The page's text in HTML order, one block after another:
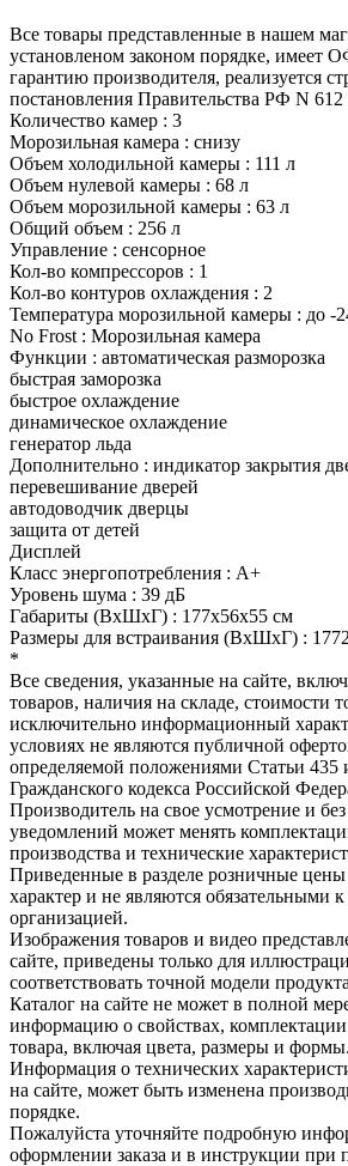
Все товары представленные в нашем
установленом законом порядке,
гарантию производителя, реализуется
постановления Правительства РФ N 612
Количество камер : 3
Морозильная камера : снизу
Объем холодильной камеры : 111 л
Объем нулевой камеры : 68 л
Объем морозильной камеры : 63 л
Общий объем : 256 л
Управление : сенсорное
Кол-во компрессоров : 1
Кол-во контуров охлаждения : 2
Температура морозильной камеры : до -
No Frost : Морозильная камера
Функции : автоматическая разморозка
быстрая заморозка
быстрое охлаждение
динамическое охлаждение
генератор льда
Дополнительно : индикатор закрытия
перевешивание дверей
автодоводчик дверцы
защита от детей
Дисплей
Класс энергопотребления : A+
Уровень шума : 39 дБ
Габариты (ВхШхГ) : 177x56x55 см
Размеры для встраивания (ВхШхГ) :
*
Все сведения, указанные на сайте,
товаров, наличия на складе, стоимости
исключительно информационный
условиях не являются публичной
определяемой положениями Статьи 435
Гражданского кодекса Российской
Производитель на свое усмотрение и
уведомлений может менять
производства и технические
Приведенные в разделе розничные
характер и не являются обязательными
организацией.
Изображения товаров и видео
сайте, приведены только для
соответствовать точной модели
Каталог на сайте не может в полной
информацию о свойствах, комплектации
товара, включая цвета, размеры и формы.
Информация о технических
на сайте, может быть изменена
порядке.
Пожалуйста уточняйте подробную
оформлении заказа и в инструкции при